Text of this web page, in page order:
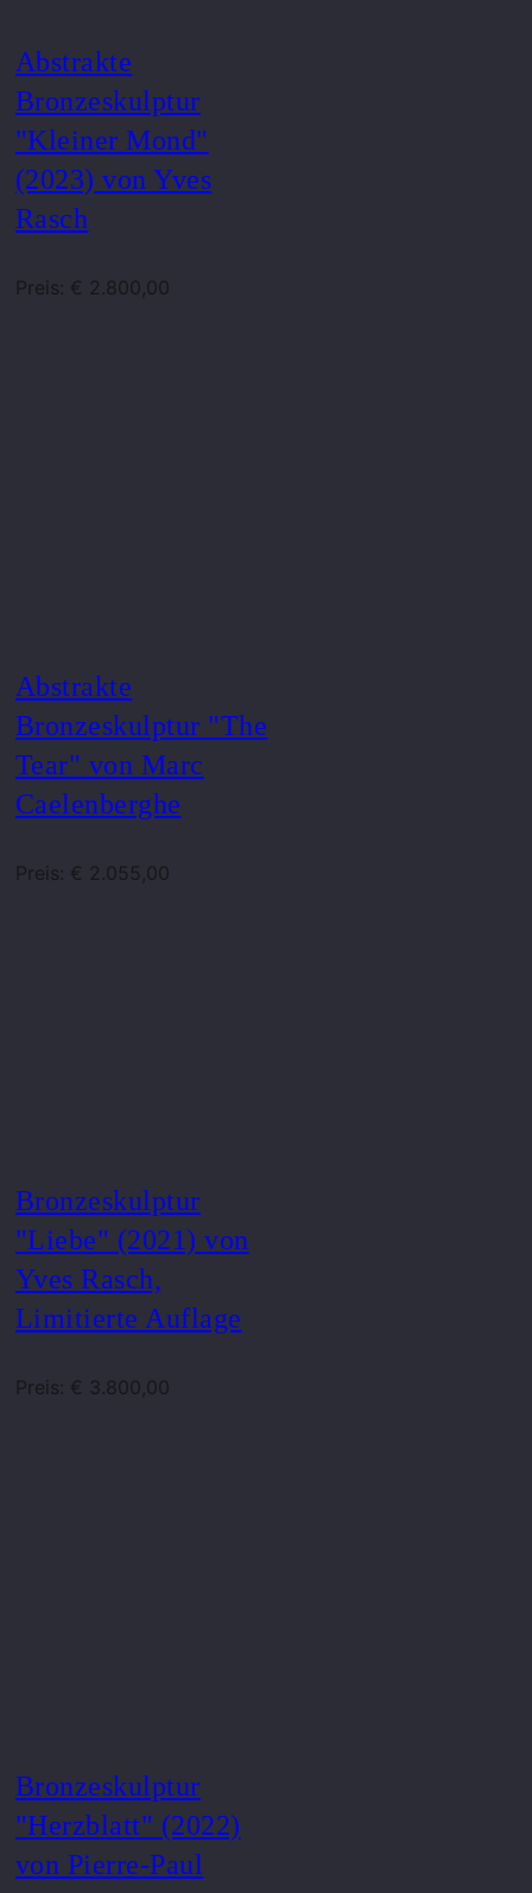
Abstrakte
Bronzeskulptur
"Kleiner Mond"
(2023) von Yves
Rasch
Preis: € 2.800,00
Abstrakte
Bronzeskulptur "The
Tear" von Marc
Caelenberghe
Preis: € 2.055,00
Bronzeskulptur
"Liebe" (2021) von
Yves Rasch,
Limitierte Auflage
Preis: € 3.800,00
Bronzeskulptur
"Herzblatt" (2022)
von Pierre-Paul